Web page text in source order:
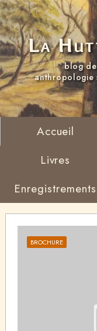
La
blog
anthropologie
Accueil
Livres
Enregistrements
BROCHURE